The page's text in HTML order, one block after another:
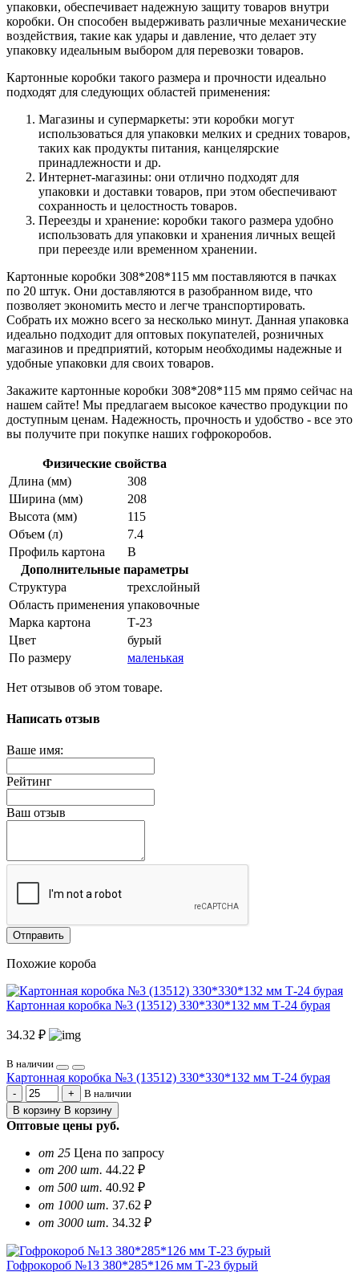
упаковки, обеспечивает надежную защиту товаров внутри
коробки. Он способен выдерживать различные механические
воздействия, такие как удары и давление, что делает эту
упаковку идеальным выбором для перевозки товаров.
Картонные коробки такого размера и прочности идеально
подходят для следующих областей применения:
Магазины и супермаркеты: эти коробки могут
использоваться для упаковки мелких и средних товаров,
таких как продукты питания, канцелярские
принадлежности и др.
Интернет-магазины: они отлично подходят для
упаковки и доставки товаров, при этом обеспечивают
сохранность и целостность товаров.
Переезды и хранение: коробки такого размера удобно
использовать для упаковки и хранения личных вещей
при переезде или временном хранении.
Картонные коробки 308*208*115 мм поставляются в пачках
по 20 штук. Они доставляются в разобранном виде, что
позволяет экономить место и легче транспортировать.
Собрать их можно всего за несколько минут. Данная упаковка
идеально подходит для оптовых покупателей, розничных
магазинов и предприятий, которым необходимы надежные и
удобные упаковки для своих товаров.
Закажите картонные коробки 308*208*115 мм прямо сейчас на
нашем сайте! Мы предлагаем высокое качество продукции по
доступным ценам. Надежность, прочность и удобство - все это
вы получите при покупке наших гофрокоробов.
Физические свойства
Длина (мм)
308
Ширина (мм)
208
Высота (мм)
115
Объем (л)
7.4
Профиль картона
В
Дополнительные параметры
Структура
трехслойный
Область применения упаковочные
Марка картона
Т-23
Цвет
бурый
По размеру
маленькая
Нет отзывов об этом товаре.
Написать отзыв
Ваше имя:
Рейтинг
Ваш отзыв
Отправить
Похожие короба
Картонная коробка №3 (13512) 330*330*132 мм Т-24 бурая
34.32 ₽
В наличии
Картонная коробка №3 (13512) 330*330*132 мм Т-24 бурая
В наличии
В корзину В корзину
Оптовые цены руб.
от 25 Цена по запросу
от 200 шт. 44.22 ₽
от 500 шт. 40.92 ₽
от 1000 шт. 37.62 ₽
от 3000 шт. 34.32 ₽
Гофрокороб №13 380*285*126 мм Т-23 бурый